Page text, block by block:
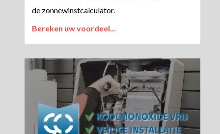
de zonnewinstcalculator.
Bereken uw voordeel...